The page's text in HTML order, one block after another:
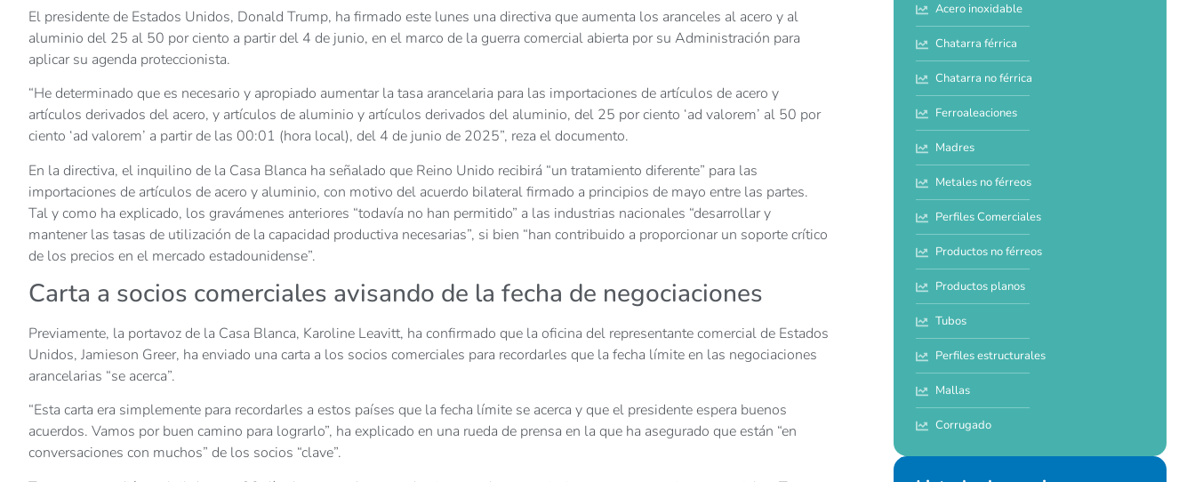
El presidente de Estados Unidos, Donald Trump, ha firmado este lunes una directiva que aumenta los aranceles al acero y al
aluminio del 25 al 50 por ciento a partir del 4 de junio, en el marco de la guerra comercial abierta por su Administración para
aplicar su agenda proteccionista.
“He determinado que es necesario y apropiado aumentar la tasa arancelaria para las importaciones de artículos de acero y
artículos derivados del acero, y artículos de aluminio y artículos derivados del aluminio, del 25 por ciento ‘ad valorem’ al 50 por
ciento ‘ad valorem’ a partir de las 00:01 (hora local), del 4 de junio de 2025”, reza el documento.
En la directiva, el inquilino de la Casa Blanca ha señalado que Reino Unido recibirá “un tratamiento diferente” para las
importaciones de artículos de acero y aluminio, con motivo del acuerdo bilateral firmado a principios de mayo entre las partes.
Tal y como ha explicado, los gravámenes anteriores “todavía no han permitido” a las industrias nacionales “desarrollar y
mantener las tasas de utilización de la capacidad productiva necesarias”, si bien “han contribuido a proporcionar un soporte crítico
de los precios en el mercado estadounidense”.
Carta a socios comerciales avisando de la fecha de negociaciones
Previamente, la portavoz de la Casa Blanca, Karoline Leavitt, ha confirmado que la oficina del representante comercial de Estados
Unidos, Jamieson Greer, ha enviado una carta a los socios comerciales para recordarles que la fecha límite en las negociaciones
arancelarias “se acerca”.
“Esta carta era simplemente para recordarles a estos países que la fecha límite se acerca y que el presidente espera buenos
acuerdos. Vamos por buen camino para lograrlo”, ha explicado en una rueda de prensa en la que ha asegurado que están “en
conversaciones con muchos” de los socios “clave”.
Acero inoxidable
Chatarra férrica
Chatarra no férrica
Ferroaleaciones
Madres
Metales no férreos
Perfiles Comerciales
Productos no férreos
Productos planos
Tubos
Perfiles estructurales
Mallas
Corrugado